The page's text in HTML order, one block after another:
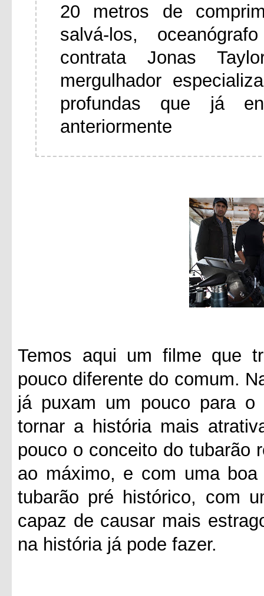
20 metros de
salvá-los,
contrata Jonas
mergulhador
profundas que já
anteriormente
Temos aqui um filme que
pouco diferente do comum.
já puxam um pouco para o
tornar a história mais
pouco o conceito do tubarão
ao máximo, e com uma
tubarão pré histórico, com
capaz de causar mais
na história já pode fazer.